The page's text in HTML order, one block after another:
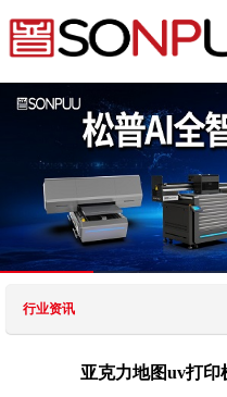
行业资讯
亚克力地图uv打印